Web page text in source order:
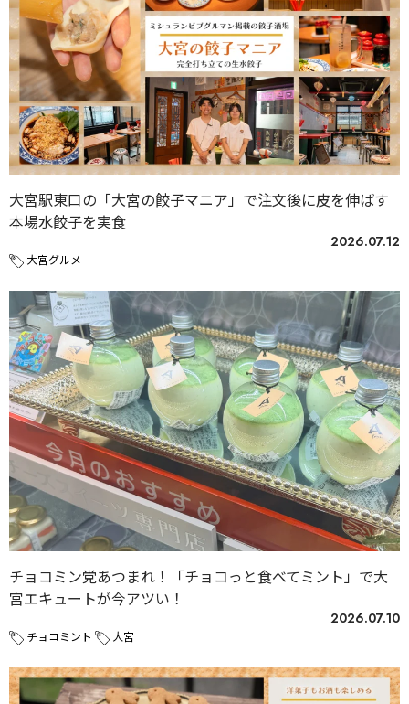
大宮駅東口の「大宮の餃子マニア」で注文後に皮を伸ばす
本場水餃子を実食
2026.07.12
大宮グルメ
チョコミン党あつまれ！「チョコっと食べてミント」で大
宮エキュートが今アツい！
2026.07.10
チョコミント 大宮